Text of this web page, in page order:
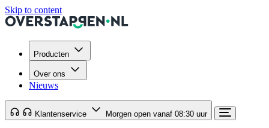
Skip to content
Producten
Over ons
Nieuws
Klantenservice Morgen open vanaf 08:30 uur